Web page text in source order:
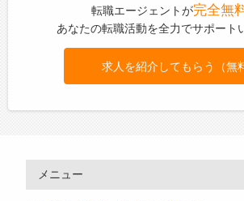
転職エージェントが完全無
あなたの転職活動を全力でサポート
求人を紹介してもらう（無
メニュー